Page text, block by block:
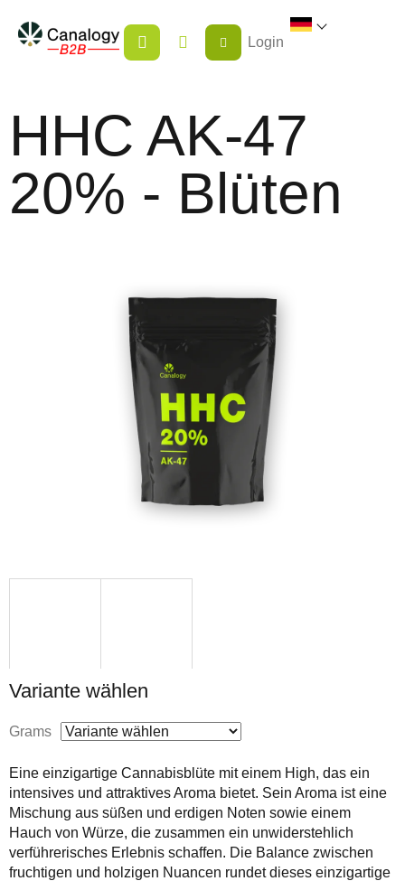
Inhalt
springen
WARENKORB
Login
HHC AK-47
20% - Blüten
Variante wählen
Grams
Eine einzigartige Cannabisblüte mit einem High, das ein
intensives und attraktives Aroma bietet. Sein Aroma ist eine
Mischung aus süßen und erdigen Noten sowie einem
Hauch von Würze, die zusammen ein unwiderstehlich
verführerisches Erlebnis schaffen. Die Balance zwischen
fruchtigen und holzigen Nuancen rundet dieses einzigartige